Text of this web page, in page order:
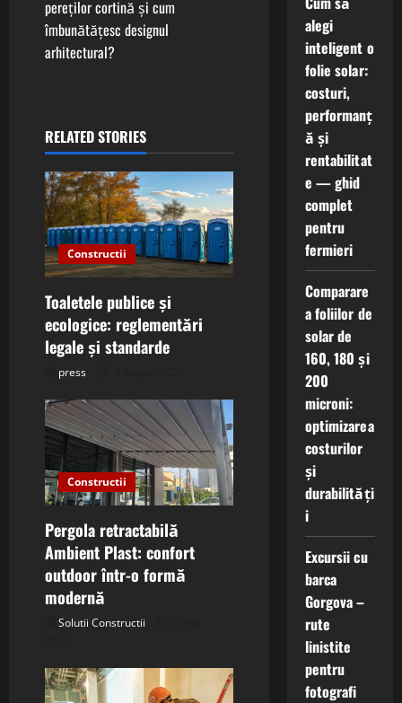
n
a
i
g
a
t
i
o
n
pereților cortină și cum
îmbunătățesc designul
arhitectural?
RELATED STORIES
Constructii
Toaletele publice și
ecologice: reglementări
legale și standarde
press
Constructii
Pergola retractabilă
Ambient Plast: confort
outdoor într-o formă
modernă
Solutii Constructii
alegi
inteligent o
folie solar:
costuri,
performanț
ă și
rentabilitat
e — ghid
complet
pentru
fermieri
Comparare
a foliilor de
solar de
160, 180 și
200
microni:
optimizarea
costurilor
și
durabilități
i
Excursii cu
barca
Gorgova –
rute
linistite
pentru
fotografi